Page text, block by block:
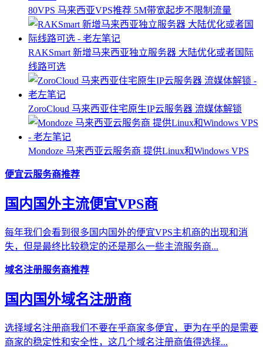
80VPS 马来西亚VPS推荐 5M带宽起步不限制流量
RAKSmart 新增马来西亚独立服务器 大陆优化或者国际
线路可选
ZoroCloud 马来西亚住宅原生IP云服务器 流媒体解锁
Mondoze 马来西亚云服务商 提供Linux和Windows VPS
便宜云服务商推荐
国内国外主流便宜VPS商
每年我们会看到很多国内国外的便宜VPS主机商的出现和消
失，但是最终比较稳定的还是那么一些主流服务商...
域名注册服务商推荐
国内国外域名注册商
选择域名注册商我们不要在乎商家多便宜，更为在乎的是需要
商家的稳定性和安全性，这几个域名注册商值得选择...